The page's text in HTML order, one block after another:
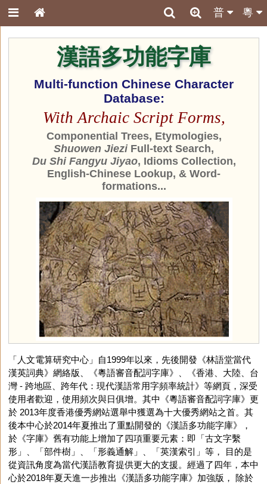
粵
普
漢語多功能字庫
Multi-function Chinese Character
Database:
With Archaic Script Forms,
Componential Trees, Etymologies,
Shuowen JieziFull-text Search,
Du Shi Fangyu Jiyao, Idioms Collection,
English-Chinese Lookup, & Word-
formations...
「人文電算研究中心」自1999年以來，先後開發《林語堂當代
漢英詞典》網絡版、《粵語審音配詞字庫》、《香港、大陸、台
灣 - 跨地區、跨年代：現代漢語常用字頻率統計》等網頁，深受
使用者歡迎，使用頻次與日俱增。其中《粵語審音配詞字庫》更
於 2013年度香港優秀網站選舉中獲選為十大優秀網站之首。其
後本中心於2014年夏推出了重點開發的《漢語多功能字庫》，
於《字庫》舊有功能上增加了四項重要元素：即「古文字繫
形」、「部件樹」、「形義通解」、「英漢索引」等， 目的是
從資訊角度為當代漢語教育提供更大的支援。經過了四年，本中
心於2018年夏天進一步推出《漢語多功能字庫》加強版， 除於